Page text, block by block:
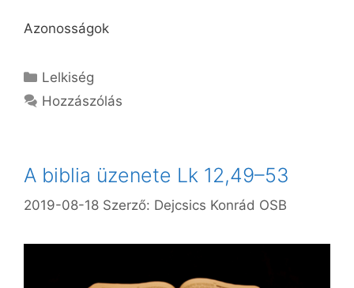
Azonosságok
Kategória
Lelkiség
Hozzászólás
A biblia üzenete Lk 12,49–53
2019-08-18 Szerző: Dejcsics Konrád OSB